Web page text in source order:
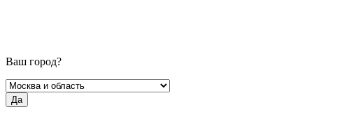
Ваш город?
Да